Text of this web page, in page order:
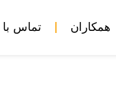
همکاران تماس با